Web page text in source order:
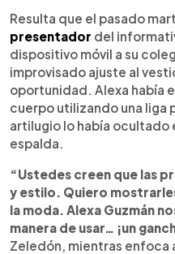
Resulta que el pasado
presentador del
dispositivo móvil a su
improvisado ajuste al
oportunidad. Alexa había
cuerpo utilizando una liga
artilugio lo había ocultado
espalda.
“Ustedes creen que las
y estilo. Quiero
la moda. Alexa Guzmán
manera de usar… ¡un
Zeledón, mientras enfoca